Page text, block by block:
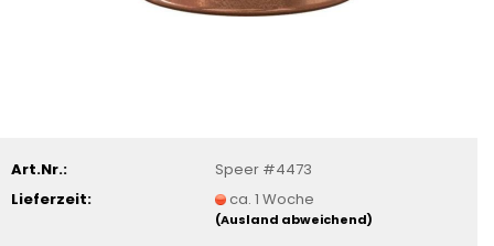
Art.Nr.:
Speer #4473
Lieferzeit:
ca. 1 Woche
(Ausland abweichend)